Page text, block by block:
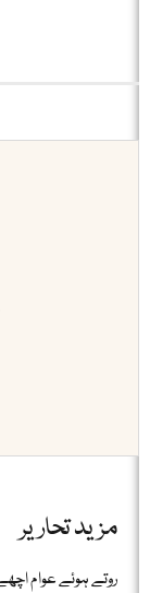
مزید تحاریر
روتے ہوئے عوام